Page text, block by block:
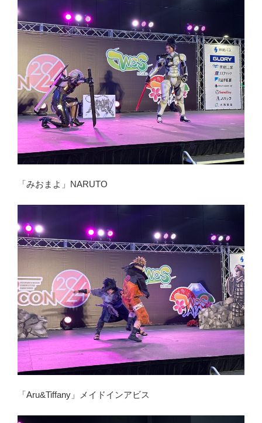
「みおまよ」NARUTO
「Aru&Tiffany」メイドインアビス